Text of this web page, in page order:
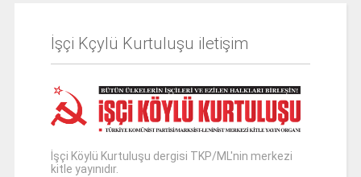
İşçi Kçylü Kurtuluşu iletişim
İşçi Köylü Kurtuluşu dergisi TKP/ML'nin merkezi
kitle yayınıdır.